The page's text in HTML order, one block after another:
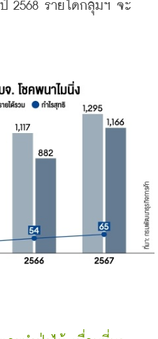
2568 รายได้กลุ่มฯ จะ